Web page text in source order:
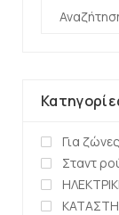
Για ζώνες
Σταντ